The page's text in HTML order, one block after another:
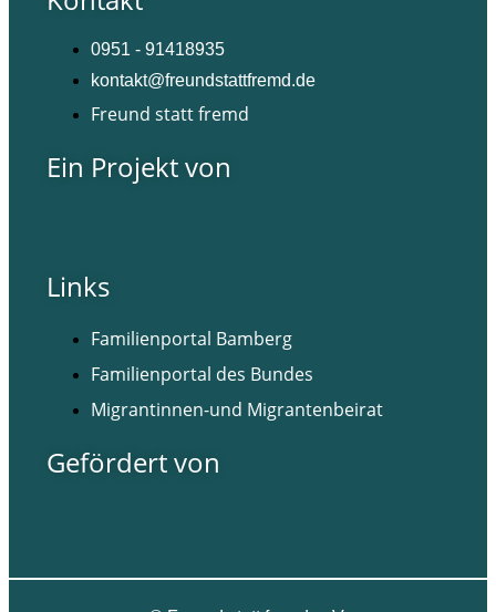
0951 - 91418935
kontakt@freundstattfremd.de
Freund statt fremd
Ein Projekt von
Links
Familienportal Bamberg
Familienportal des Bundes
Migrantinnen-und Migrantenbeirat
Gefördert von